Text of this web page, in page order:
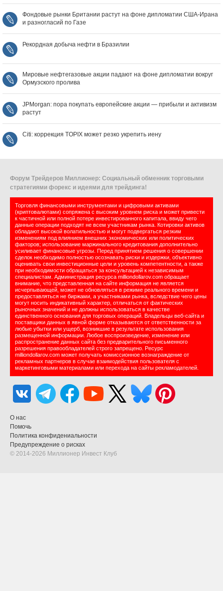
Фондовые рынки Британии растут на фоне дипломатии США‑Ирана
и разногласий по Газе
Рекордная добыча нефти в Бразилии
Мировые нефтегазовые акции падают на фоне дипломатии вокруг
Ормузского пролива
JPMorgan: пора покупать европейские акции — прибыли и активизм
растут
Citi: коррекция TOPIX может резко укрепить иену
Форум Трейдеров Миллионер: Социальный обменник торговыми
стратегиями форекс и идеями для трейдинга!
Торговля финансовыми инструментами и цифровыми активами
(криптовалютами) сопряжена с высоким уровнем риска и может привести
к частичной или полной потере инвестированного капитала, ввиду чего
данные операции подходят не всем участникам рынка. Котировки активов
обладают высокой волатильностью и могут подвергаться резким
изменениям под влиянием внешних экономических или политических
факторов; использование маржинального кредитования дополнительно
усиливает финансовые угрозы. Перед принятием решения о совершении
сделок необходимо полностью осознавать риски и издержки, объективно
оценивать свои инвестиционные цели и уровень компетентности, а также
при необходимости обращаться за консультацией к независимым
специалистам. Администрация ресурса milliondollarov.com обращает
внимание, что представленная на сайте информация не является
исчерпывающей, может не обновляться в режиме реального времени и
предоставляться не биржами, а участниками рынка, вследствие чего цены
могут носить индикативный характер, отличаться от фактических
рыночных значений и не должны использоваться в качестве
единственного основания для торговых операций. Владельцы веб-сайта и
поставщики данных в явной форме отказываются от ответственности за
любые убытки или ущерб, возникшие в результате использования
размещенной информации. Любое воспроизведение, изменение или
распространение данных сайта без предварительного письменного
разрешения правообладателей строго запрещено. Ресурс
milliondollarov.com может получать комиссионное вознаграждение от
рекламных партнеров в случае взаимодействия пользователя с
маркетинговыми материалами или перехода на сайты рекламодателей.
О нас
Помочь
Политика конфидениальности
Предупреждение о рисках
© 2014-2026 Миллионер Инвест Клуб